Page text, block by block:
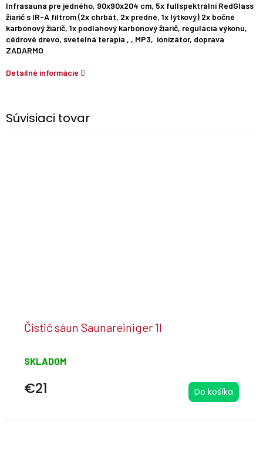
Infrasauna pre jedného, 90x90x204 cm, 5x fullspektrální RedGlass
žiarič s IR-A filtrom (2x chrbát, 2x predné, 1x lýtkový) 2x bočné
karbónový žiarič, 1x podlahový karbónový žiarič, regulácia výkonu,
cédrové drevo, svetelná terapia , , MP3, ionizátor, doprava
ZADARMO
Detailné informácie
Súvisiaci tovar
Čistič sáun Saunareiniger 1l
SKLADOM
€21 Do košíka